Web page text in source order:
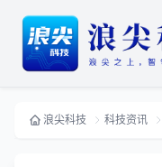
浪尖科技 科技资讯